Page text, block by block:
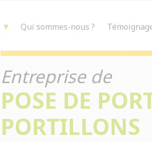
Qui sommes-nous ?
Entreprise de
POSE DE
PORTILLONS